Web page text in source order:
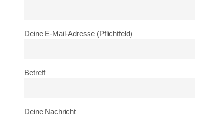
Deine E-Mail-Adresse (Pflichtfeld)
Betreff
Deine Nachricht